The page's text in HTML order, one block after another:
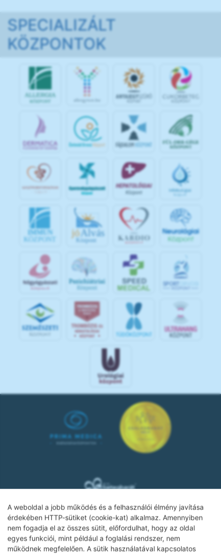
A weboldal a jobb működés és a felhasználói élmény javítása
érdekében HTTP-sütiket (cookie-kat) alkalmaz. Amennyiben
nem fogadja el az összes sütit, előfordulhat, hogy az oldal
egyes funkciói, mint például a foglalási rendszer, nem
működnek megfelelően. A sütik használatával kapcsolatos
SPECIALIZÁLT
KÖZPONTOK
IMMUN
KÖZPONT
jó Alvás
Központ
SPOR
Adatkezelési tájékoztató